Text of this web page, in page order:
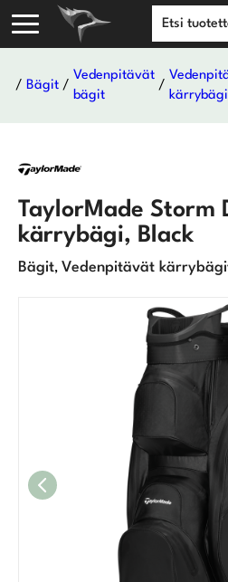
/Bägit /
Vedenpitävät
bägit
/
TaylorMade Storm
kärrybägi, Black
Bägit, Vedenpitävät